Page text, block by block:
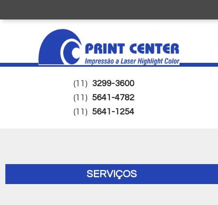
(11) 3299-3600
(11) 5641-4782
(11) 5641-1254
SERVIÇOS